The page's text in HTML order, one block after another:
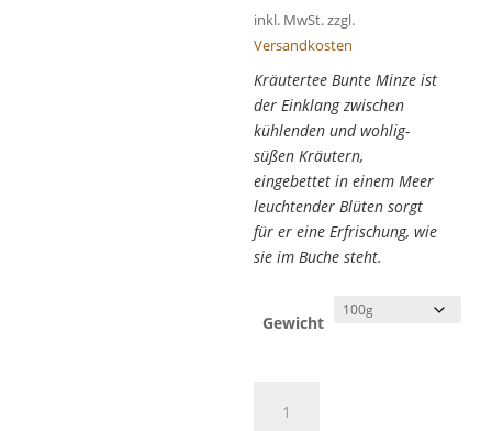
inkl. MwSt.zzgl.
Versandkosten
Kräutertee Bunte Minze ist
der Einklang zwischen
kühlenden und wohlig-
süßen Kräutern,
eingebettet in einem Meer
leuchtender Blüten sorgt
für er eine Erfrischung, wie
sie im Buche steht.
Gewicht
Bunte